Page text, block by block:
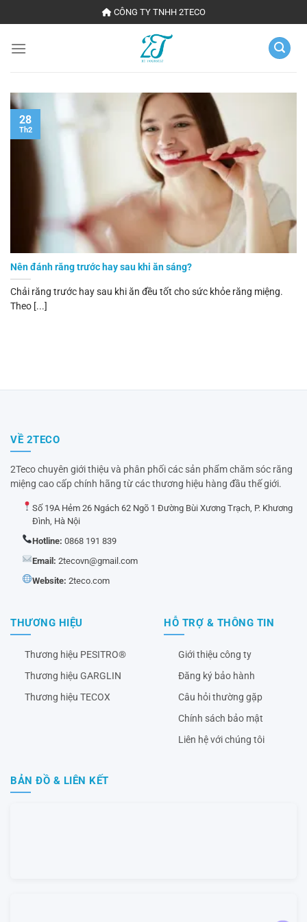
đến
nội
CÔNG TY TNHH 2TECO
Nên đánh răng trước hay sau khi ăn sáng?
Chải răng trước hay sau khi ăn đều tốt cho sức khỏe răng miệng.
Theo [...]
28
Th2
VỀ 2TECO
2Teco chuyên giới thiệu và phân phối các sản phẩm chăm sóc răng
miệng cao cấp chính hãng từ các thương hiệu hàng đầu thế giới.
Số 19A Hẻm 26 Ngách 62 Ngõ 1 Đường Bùi Xương Trạch, P. Khương
Đình, Hà Nội
Hotline: 0868 191 839
Email: 2tecovn@gmail.com
Website: 2teco.com
THƯƠNG HIỆU
Thương hiệu PESITRO®
Thương hiệu GARGLIN
Thương hiệu TECOX
HỖ TRỢ & THÔNG TIN
Giới thiệu công ty
Đăng ký bảo hành
Câu hỏi thường gặp
Chính sách bảo mật
Liên hệ với chúng tôi
BẢN ĐỒ & LIÊN KẾT